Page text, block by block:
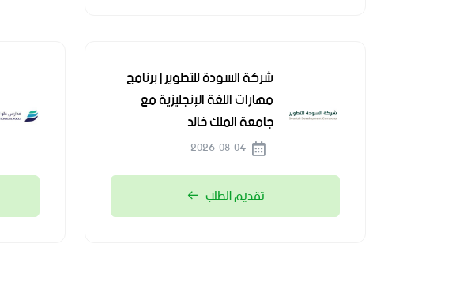
شركة السودة للتطوير | برنامج
مهارات اللغة الإنجليزية مع
جامعة الملك خالد
تقديم الطلب